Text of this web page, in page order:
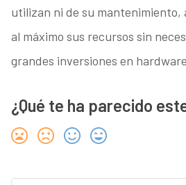
utilizan ni de su mantenimiento,
al máximo sus recursos sin
grandes inversiones en
¿Qué te ha parecido